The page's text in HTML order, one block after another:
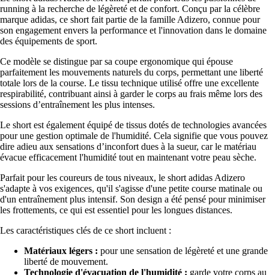
running à la recherche de légèreté et de confort. Conçu par la célèbre
marque adidas, ce short fait partie de la famille Adizero, connue pour
son engagement envers la performance et l'innovation dans le domaine
des équipements de sport.
Ce modèle se distingue par sa coupe ergonomique qui épouse
parfaitement les mouvements naturels du corps, permettant une liberté
totale lors de la course. Le tissu technique utilisé offre une excellente
respirabilité, contribuant ainsi à garder le corps au frais même lors des
sessions d’entraînement les plus intenses.
Le short est également équipé de tissus dotés de technologies avancées
pour une gestion optimale de l'humidité. Cela signifie que vous pouvez
dire adieu aux sensations d’inconfort dues à la sueur, car le matériau
évacue efficacement l'humidité tout en maintenant votre peau sèche.
Parfait pour les coureurs de tous niveaux, le short adidas Adizero
s'adapte à vos exigences, qu'il s'agisse d'une petite course matinale ou
d'un entraînement plus intensif. Son design a été pensé pour minimiser
les frottements, ce qui est essentiel pour les longues distances.
Les caractéristiques clés de ce short incluent :
Matériaux légers : pour une sensation de légèreté et une grande
liberté de mouvement.
Technologie d'évacuation de l'humidité : garde votre corps au